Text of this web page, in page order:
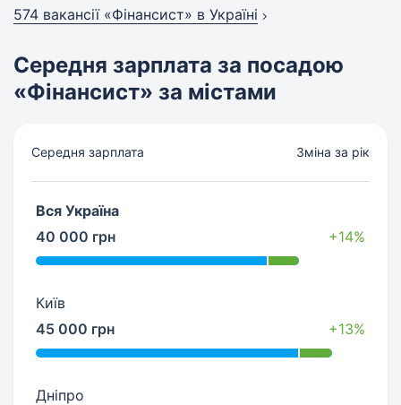
574 вакансії «Фінансист» в Україні
Середня зарплата за посадою
«Фінансист» за містами
Середня зарплата Зміна за рік
Вся Україна
40 000 грн
+14%
Київ
45 000 грн
+13%
Дніпро